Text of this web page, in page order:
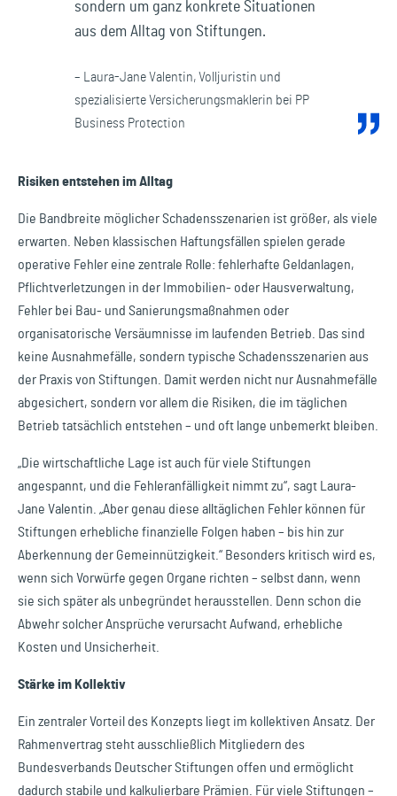
sondern um ganz konkrete Situationen
aus dem Alltag von Stiftungen.
– Laura-Jane Valentin, Volljuristin und
spezialisierte Versicherungsmaklerin bei PP
Business Protection
Risiken entstehen im Alltag
Die Bandbreite möglicher Schadensszenarien ist größer, als viele
erwarten. Neben klassischen Haftungsfällen spielen gerade
operative Fehler eine zentrale Rolle: fehlerhafte Geldanlagen,
Pflichtverletzungen in der Immobilien- oder Hausverwaltung,
Fehler bei Bau- und Sanierungsmaßnahmen oder
organisatorische Versäumnisse im laufenden Betrieb. Das sind
keine Ausnahmefälle, sondern typische Schadensszenarien aus
der Praxis von Stiftungen. Damit werden nicht nur Ausnahmefälle
abgesichert, sondern vor allem die Risiken, die im täglichen
Betrieb tatsächlich entstehen – und oft lange unbemerkt bleiben.
„Die wirtschaftliche Lage ist auch für viele Stiftungen
angespannt, und die Fehleranfälligkeit nimmt zu“, sagt Laura-
Jane Valentin. „Aber genau diese alltäglichen Fehler können für
Stiftungen erhebliche finanzielle Folgen haben – bis hin zur
Aberkennung der Gemeinnützigkeit.“ Besonders kritisch wird es,
wenn sich Vorwürfe gegen Organe richten – selbst dann, wenn
sie sich später als unbegründet herausstellen. Denn schon die
Abwehr solcher Ansprüche verursacht Aufwand, erhebliche
Kosten und Unsicherheit.
Stärke im Kollektiv
Ein zentraler Vorteil des Konzepts liegt im kollektiven Ansatz. Der
Rahmenvertrag steht ausschließlich Mitgliedern des
Bundesverbands Deutscher Stiftungen offen und ermöglicht
dadurch stabile und kalkulierbare Prämien. Für viele Stiftungen –